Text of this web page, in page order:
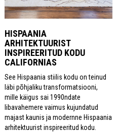
HISPAANIA
ARHITEKTUURIST
INSPIREERITUD KODU
CALIFORNIAS
See Hispaania stiilis kodu on teinud
läbi põhjaliku transformatsiooni,
mille käigus sai 1990ndate
libavahemere vaimus kujundatud
majast kaunis ja modernne Hispaania
arhitektuurist inspireeritud kodu.